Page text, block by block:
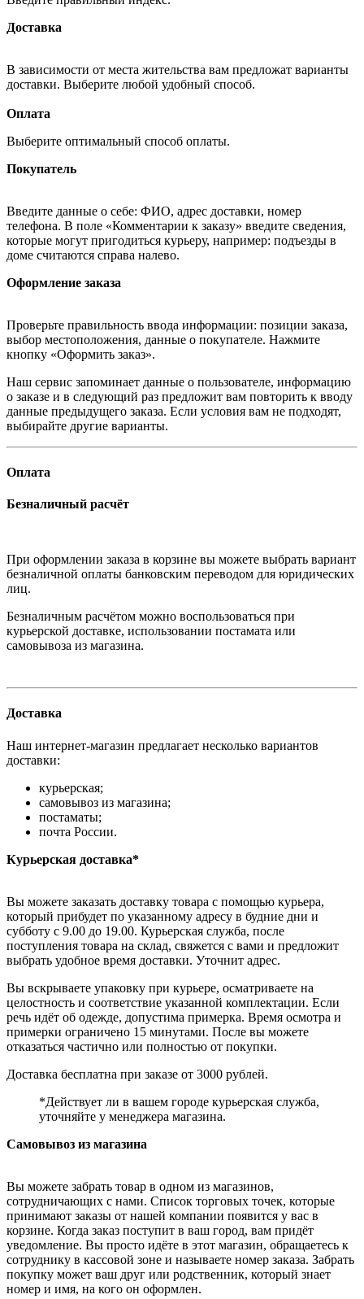
Доставка
В зависимости от места жительства вам предложат варианты
доставки. Выберите любой удобный способ.
Оплата
Выберите оптимальный способ оплаты.
Покупатель
Введите данные о себе: ФИО, адрес доставки, номер
телефона. В поле «Комментарии к заказу» введите сведения,
которые могут пригодиться курьеру, например: подъезды в
доме считаются справа налево.
Оформление заказа
Проверьте правильность ввода информации: позиции заказа,
выбор местоположения, данные о покупателе. Нажмите
кнопку «Оформить заказ».
Наш сервис запоминает данные о пользователе, информацию
о заказе и в следующий раз предложит вам повторить к вводу
данные предыдущего заказа. Если условия вам не подходят,
выбирайте другие варианты.
Оплата
Безналичный расчёт
При оформлении заказа в корзине вы можете выбрать вариант
безналичной оплаты банковским переводом для юридических
лиц.
Безналичным расчётом можно воспользоваться при
курьерской доставке, использовании постамата или
самовывоза из магазина.
Доставка
Наш интернет-магазин предлагает несколько вариантов
доставки:
курьерская;
самовывоз из магазина;
постаматы;
почта России.
Курьерская доставка*
Вы можете заказать доставку товара с помощью курьера,
который прибудет по указанному адресу в будние дни и
субботу с 9.00 до 19.00. Курьерская служба, после
поступления товара на склад, свяжется с вами и предложит
выбрать удобное время доставки. Уточнит адрес.
Вы вскрываете упаковку при курьере, осматриваете на
целостность и соответствие указанной комплектации. Если
речь идёт об одежде, допустима примерка. Время осмотра и
примерки ограничено 15 минутами. После вы можете
отказаться частично или полностью от покупки.
Доставка бесплатна при заказе от 3000 рублей.
*Действует ли в вашем городе курьерская служба,
уточняйте у менеджера магазина.
Самовывоз из магазина
Вы можете забрать товар в одном из магазинов,
сотрудничающих с нами. Список торговых точек, которые
принимают заказы от нашей компании появится у вас в
корзине. Когда заказ поступит в ваш город, вам придёт
уведомление. Вы просто идёте в этот магазин, обращаетесь к
сотруднику в кассовой зоне и называете номер заказа. Забрать
покупку может ваш друг или родственник, который знает
номер и имя, на кого он оформлен.